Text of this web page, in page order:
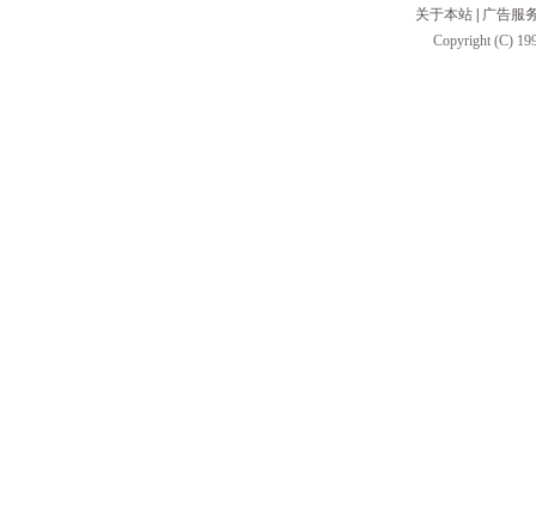
关于本站
广告服
Copyright (C)